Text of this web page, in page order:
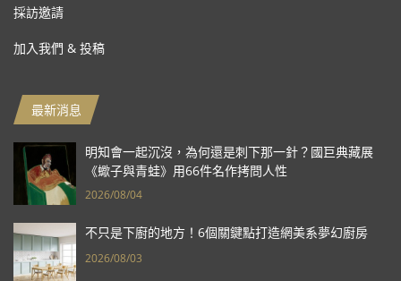
採訪邀請
加入我們 & 投稿
最新消息
明知會一起沉沒，為何還是刺下那一針？國巨典藏展
《蠍子與青蛙》用66件名作拷問人性
2026/08/04
不只是下廚的地方！6個關鍵點打造網美系夢幻廚房
2026/08/03